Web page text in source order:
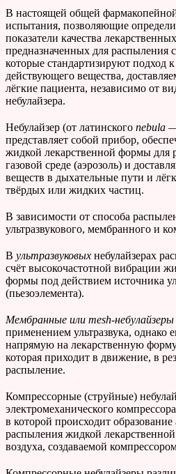
В настоящей общей
испытания, позволяющие
показатели качества
предназначенных для распыления
которые стандартизируют подход
действующего вещества,
лёгкие пациента, независимо от
небулайзера.
Небулайзер (от латинского nebula
представляет собой прибор,
жидкой лекарственной формы для
газовой среде (аэрозоль) и
веществ в дыхательные пути и
твёрдых или жидких частиц.
В зависимости от способа
ультразвукового, мембранного и
В ультразвуковых небулайзерах
счёт высокочастотной вибрации
формы под действием источника
(пьезоэлемента).
Мембранные или mesh-небулайзеры
применением ультразвука, однако
напрямую на лекарственную
которая приходит в движение, в
распыление.
Компрессорные (струйные)
электромеханического
в которой происходит образование
распыления жидкой
воздуха, создаваемой